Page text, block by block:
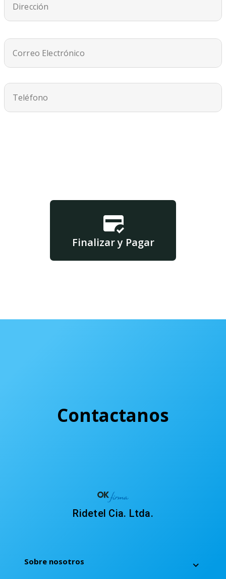
Dirección
Correo Electrónico
Teléfono
Finalizar y Pagar
Contactanos
Ridetel Cia. Ltda.
Sobre nosotros